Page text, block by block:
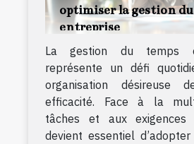
optimiser la gestion
entreprise
La gestion du temps
représente un défi
organisation désireuse
efficacité. Face à la
tâches et aux exigences
devient essentiel